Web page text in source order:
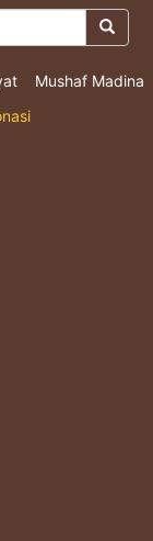
Mushaf Madina